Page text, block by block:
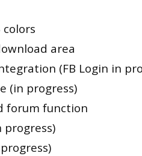
area
(FB Login in
(in progress)
forum function
progress)